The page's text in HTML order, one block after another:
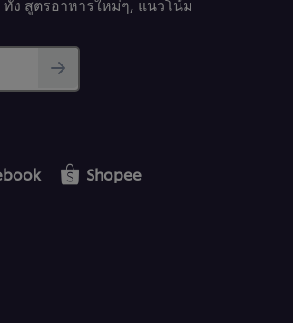
ง สูตรอาหารใหม่ๆ, แนวโน้ม
Shopee